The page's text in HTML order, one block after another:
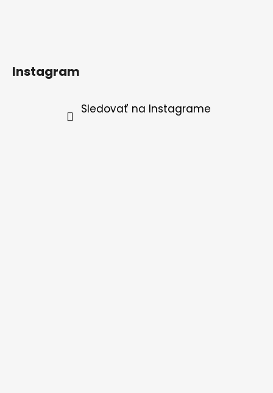
Instagram
Sledovať na Instagrame